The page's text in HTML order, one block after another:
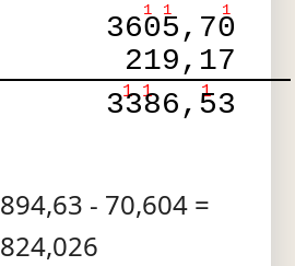
1 1 1
3605,70
219,17
1 1 1
3386,53
894,63 - 70,604 =
824,026